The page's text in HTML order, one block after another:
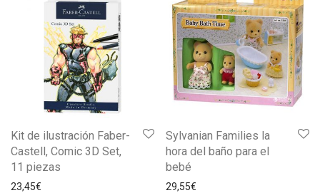
Kit de ilustración Faber-
Castell, Comic 3D Set,
11 piezas
23,45€
Sylvanian Families la
hora del baño para el
bebé
29,55€